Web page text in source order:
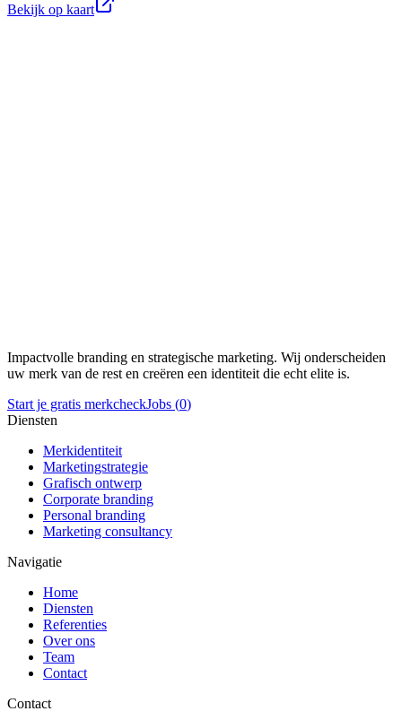
Bekijk op kaart
Impactvolle branding en strategische marketing. Wij onderscheiden
uw merk van de rest en creëren een identiteit die echt elite is.
Start je gratis merkcheckJobs (0)
Diensten
Merkidentiteit
Marketingstrategie
Grafisch ontwerp
Corporate branding
Personal branding
Marketing consultancy
Navigatie
Home
Diensten
Referenties
Over ons
Team
Contact
Contact